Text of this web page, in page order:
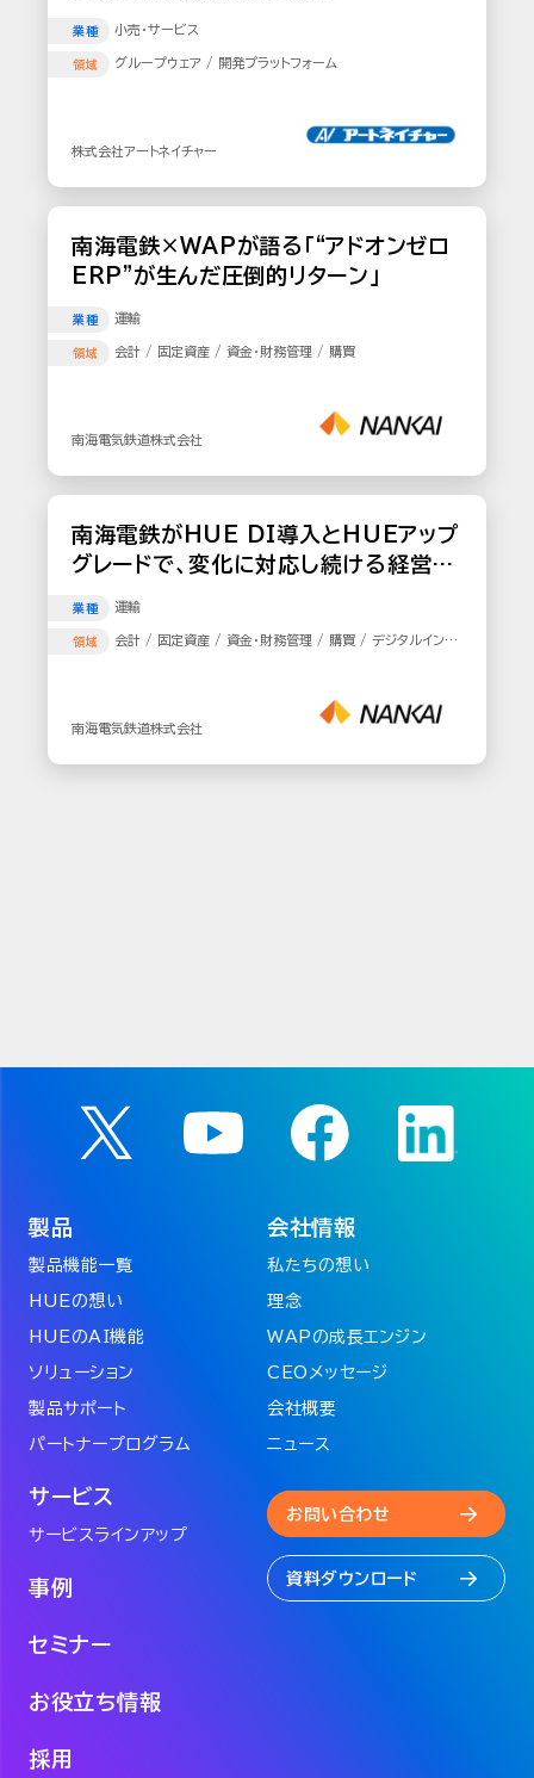
業種 小売･サービス
領域 グループウェア / 開発プラットフォーム
株式会社アートネイチャー
南海電鉄×WAPが語る「“アドオンゼロ
ERP”が生んだ圧倒的リターン」
業種 運輸
領域 会計 / 固定資産 / 資金・財務管理 / 購買
南海電気鉄道株式会社
南海電鉄がHUE DI導入とHUEアップ
グレードで、変化に対応し続ける経営基
業種 運輸
領域
会計 / 固定資産 / 資金・財務管理 / 購買 / デジタルインボ
南海電気鉄道株式会社
製品
製品機能一覧
HUEの想い
HUEのAI機能
ソリューション
製品サポート
パートナープログラム
サービス
サービスラインアップ
事例
セミナー
お役立ち情報
採用
会社情報
私たちの想い
理念
WAPの成長エンジン
CEOメッセージ
会社概要
ニュース
お問い合わせ
資料ダウンロード